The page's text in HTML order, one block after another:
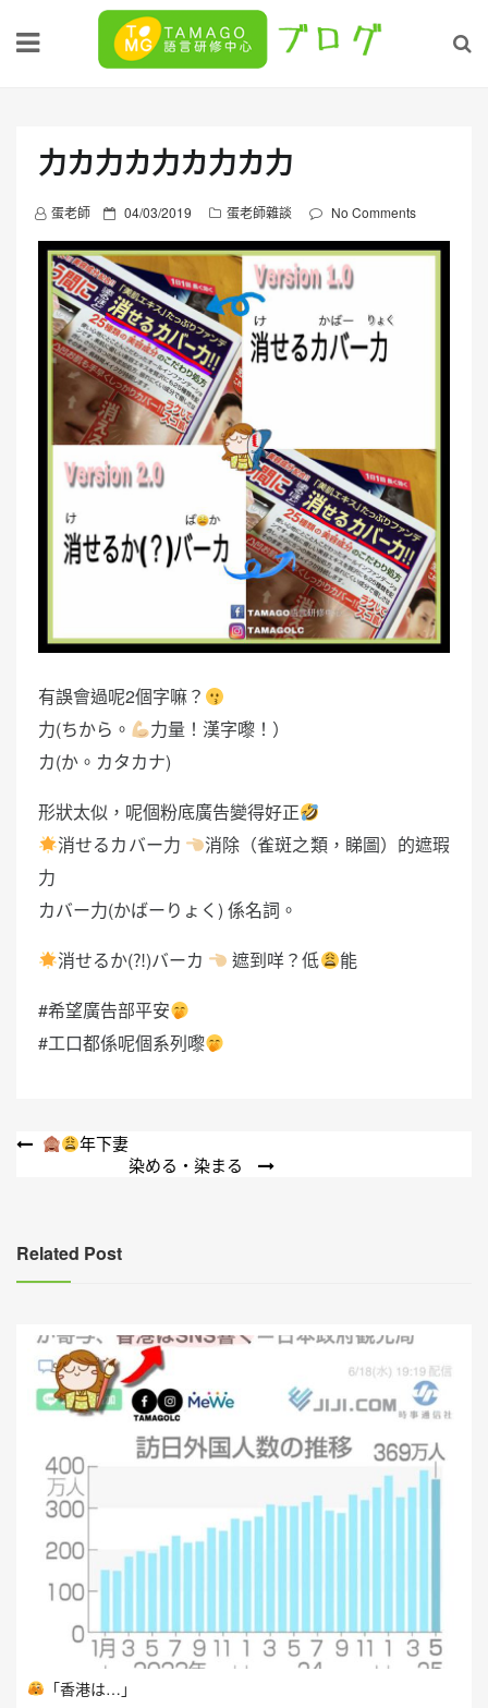
力カ力カ力カ力カ力
蛋老師
P
o
s
t
e
d
o
n
04/03/2019 蛋老師雜談 No Comments
有誤會過呢2個字嘛？
力(ちから。
力量！漢字嚟！）
カ(か。カタカナ)
形狀太似，呢個粉底廣告變得好正
消せるカバー力
消除（雀斑之類，睇圖）的遮瑕
力
カバー力(かばーりょく) 係名詞。
消せるか(⁈)バーカ
遮到咩？低
能
#希望廣告部平安
#工口都係呢個系列嚟
文
覽
年下妻
染める・染まる
Related Post
「香港は…」